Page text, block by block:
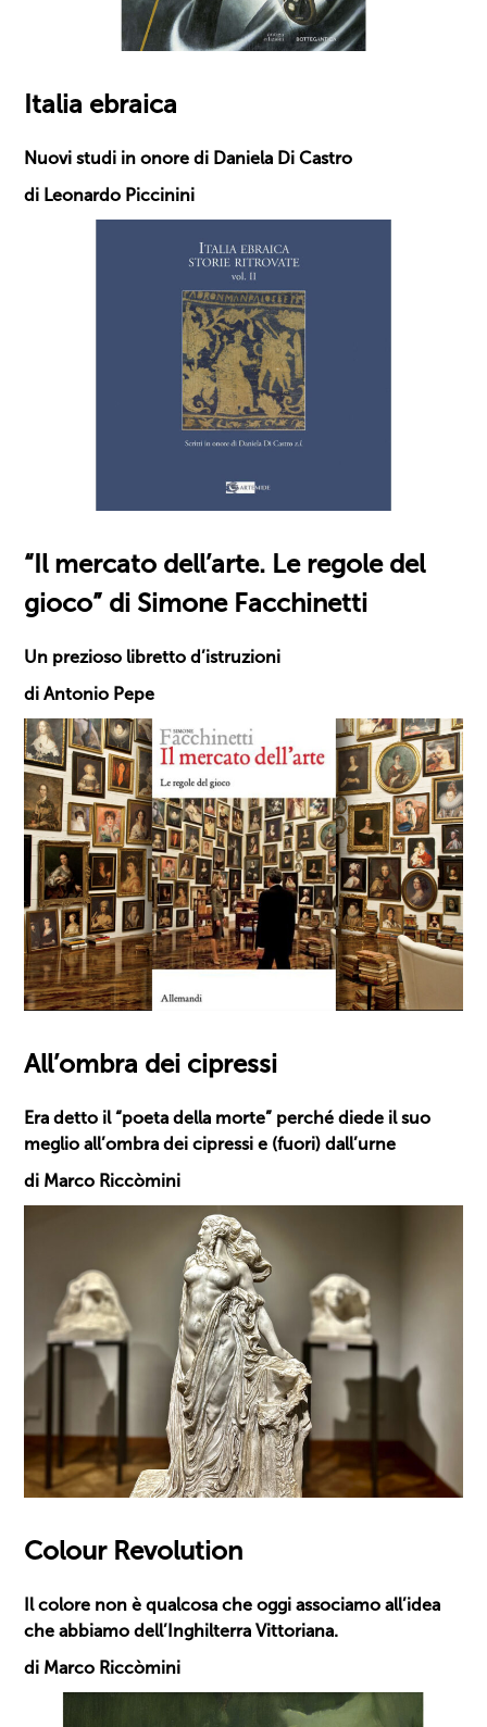
Italia ebraica
Nuovi studi in onore di Daniela Di Castro
di Leonardo Piccinini
“Il mercato dell’arte. Le regole del
gioco” di Simone Facchinetti
Un prezioso libretto d’istruzioni
di Antonio Pepe
All’ombra dei cipressi
Era detto il “poeta della morte” perché diede il suo
meglio all’ombra dei cipressi e (fuori) dall’urne
di Marco Riccòmini
Colour Revolution
Il colore non è qualcosa che oggi associamo all’idea
che abbiamo dell’Inghilterra Vittoriana.
di Marco Riccòmini